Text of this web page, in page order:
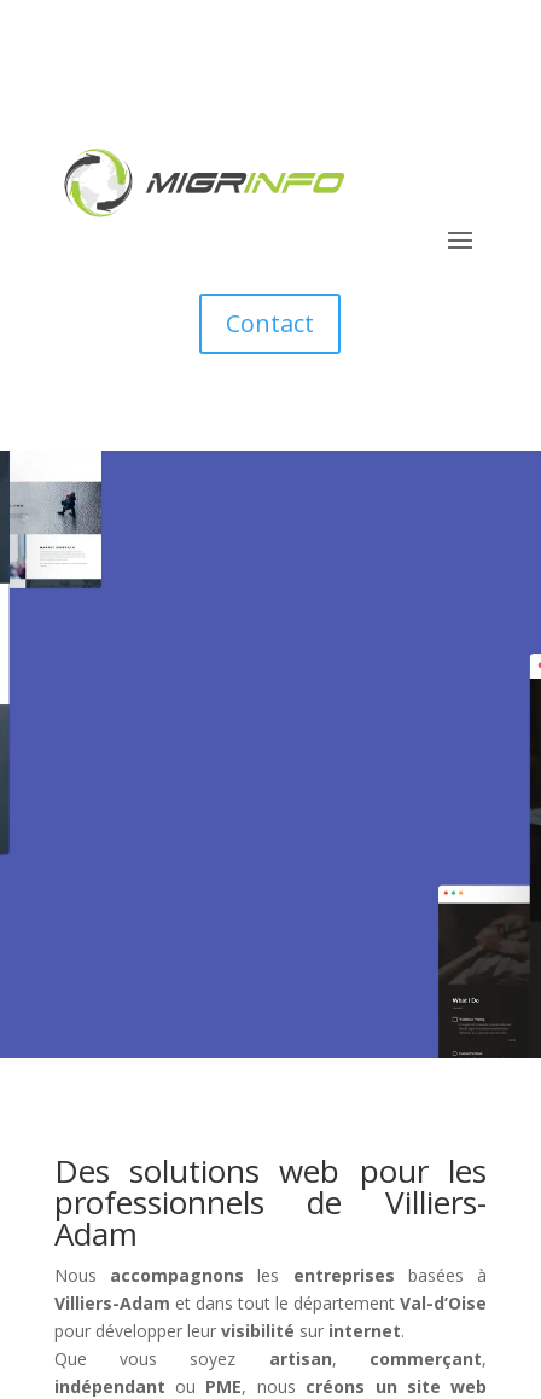
Contact
Création de site internet
Des solutions web pour les
professionnels de Villiers-
Adam
Nous accompagnons les entreprises basées à
Villiers-Adam et dans tout le département Val-d’Oise
pour développer leur visibilité sur internet.
Que vous soyez artisan, commerçant,
indépendant ou PME, nous créons un site web